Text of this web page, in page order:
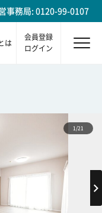
事務局: 0120-99-0107
は
会員登録
ログイン
1/21